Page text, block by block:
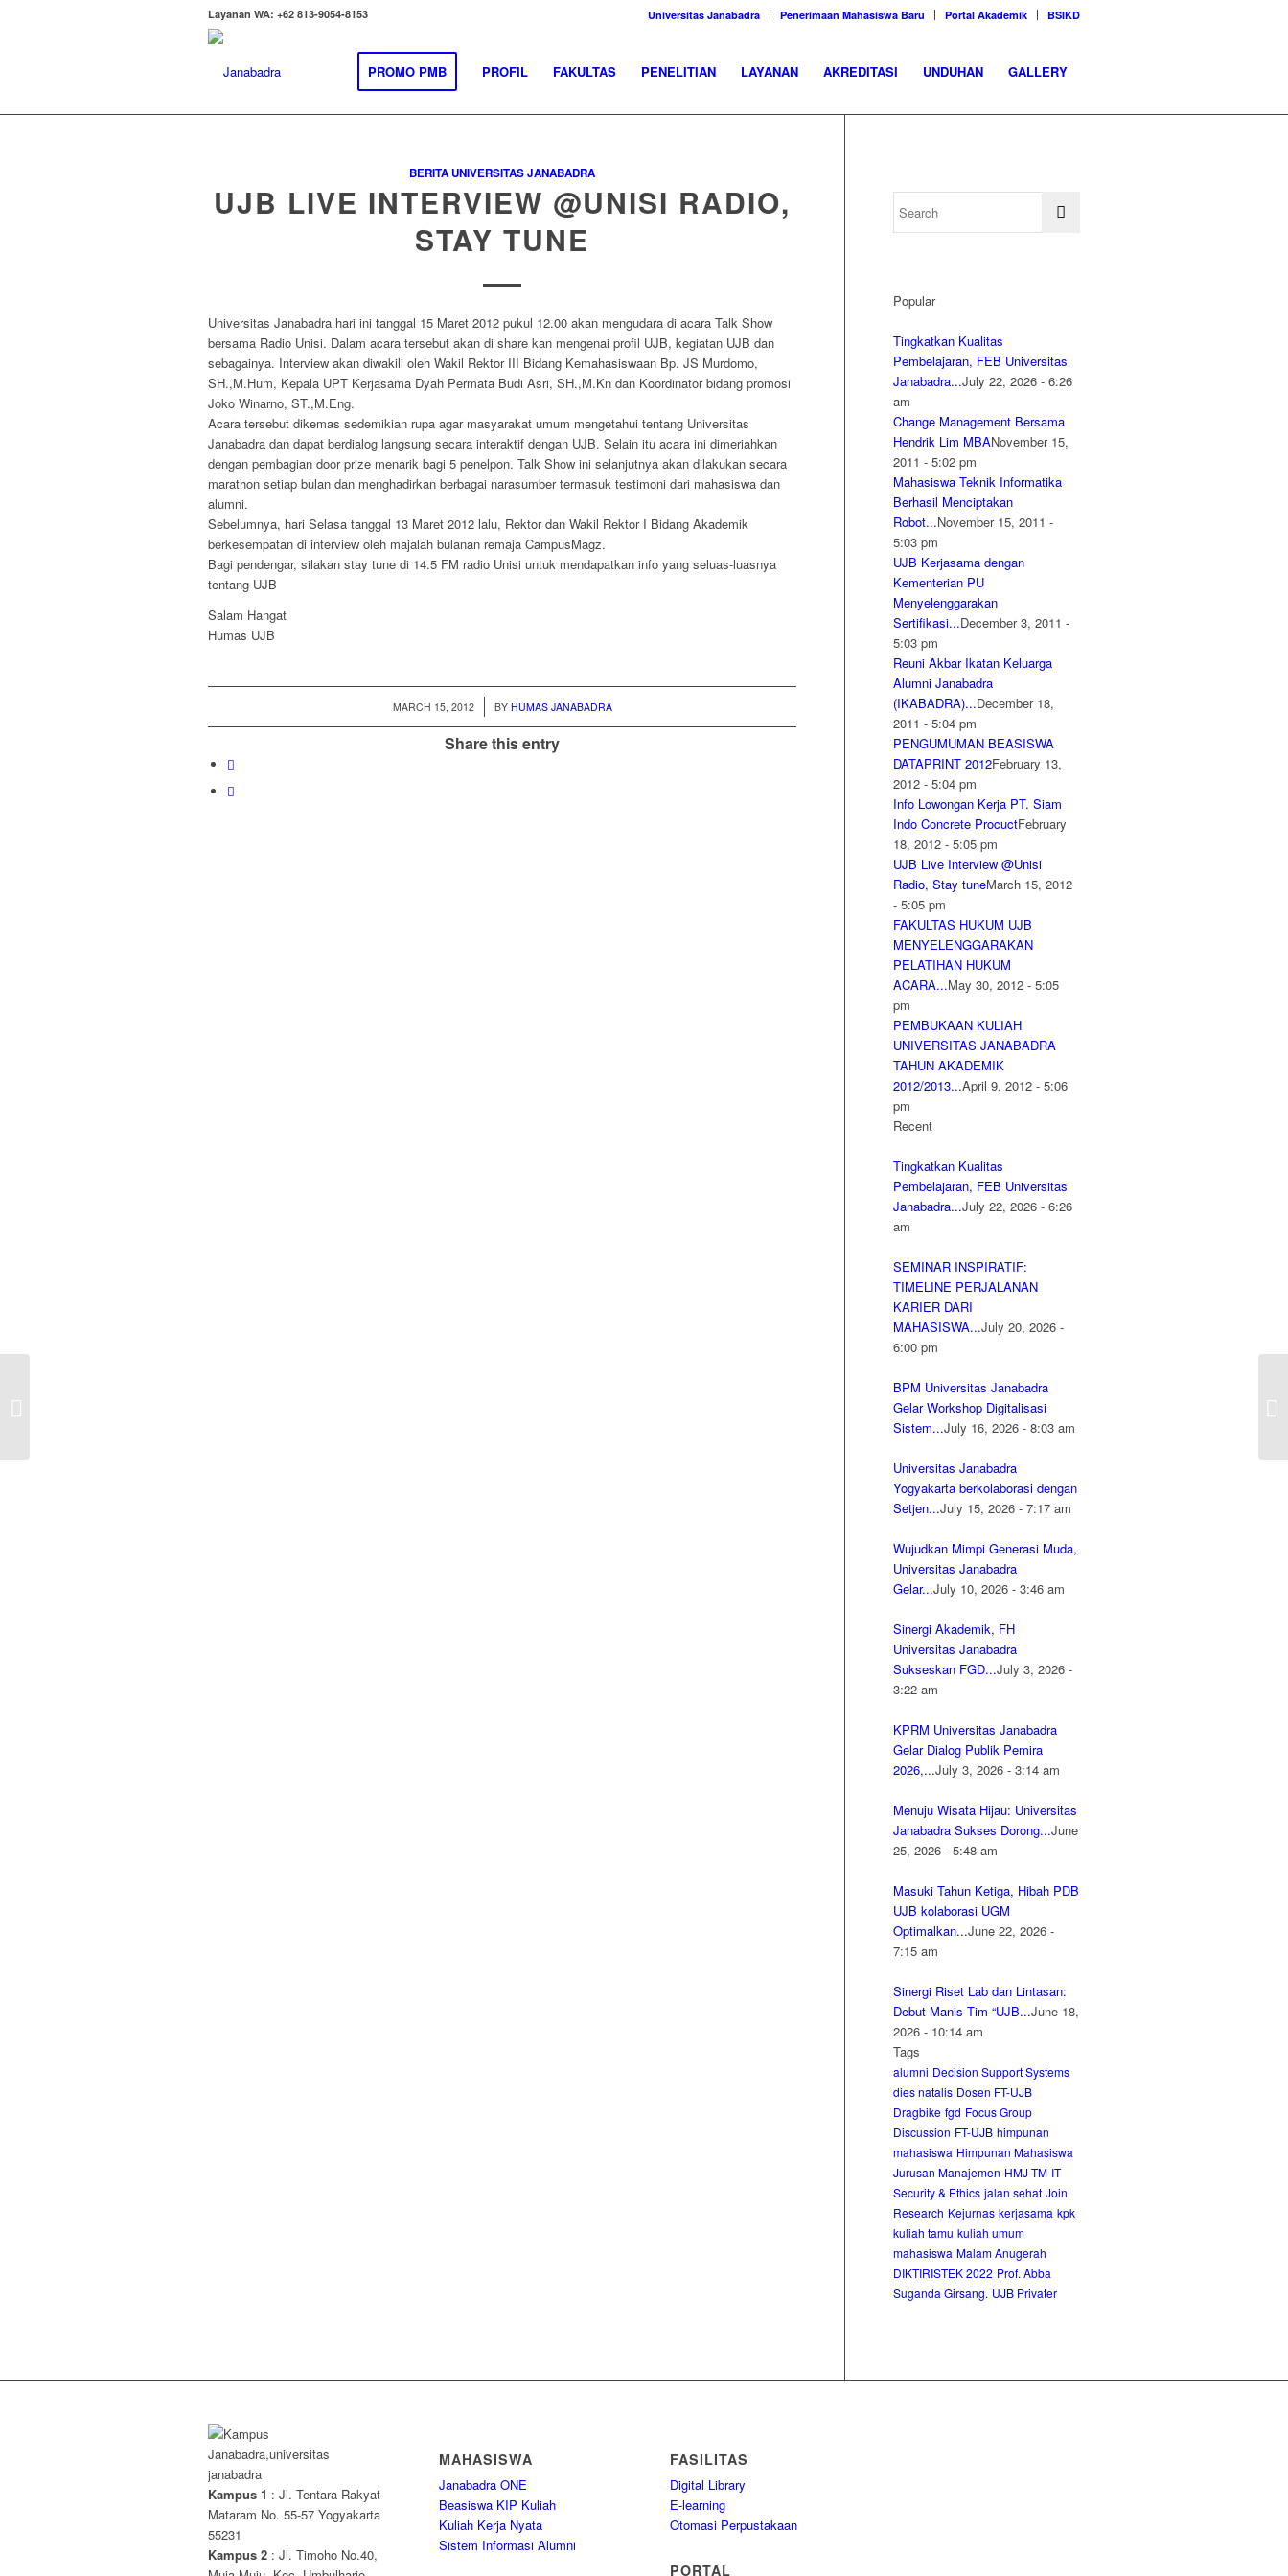
Universitas Janabadra Penerimaan Mahasiswa Baru Portal Akademik BSIKD
Layanan WA: +62 813-9054-8153
PROMO PMB PROFIL FAKULTAS PENELITIAN LAYANAN AKREDITASI UNDUHAN GALLERY
BERITA UNIVERSITAS JANABADRA
UJB LIVE INTERVIEW @UNISI RADIO,
STAY TUNE
Universitas Janabadra hari ini tanggal 15 Maret 2012 pukul 12.00 akan mengudara di acara Talk Show
bersama Radio Unisi. Dalam acara tersebut akan di share kan mengenai profil UJB, kegiatan UJB dan
sebagainya. Interview akan diwakili oleh Wakil Rektor III Bidang Kemahasiswaan Bp. JS Murdomo,
SH.,M.Hum, Kepala UPT Kerjasama Dyah Permata Budi Asri, SH.,M.Kn dan Koordinator bidang promosi
Joko Winarno, ST.,M.Eng.
Acara tersebut dikemas sedemikian rupa agar masyarakat umum mengetahui tentang Universitas
Janabadra dan dapat berdialog langsung secara interaktif dengan UJB. Selain itu acara ini dimeriahkan
dengan pembagian door prize menarik bagi 5 penelpon. Talk Show ini selanjutnya akan dilakukan secara
marathon setiap bulan dan menghadirkan berbagai narasumber termasuk testimoni dari mahasiswa dan
alumni.
Sebelumnya, hari Selasa tanggal 13 Maret 2012 lalu, Rektor dan Wakil Rektor I Bidang Akademik
berkesempatan di interview oleh majalah bulanan remaja CampusMagz.
Bagi pendengar, silakan stay tune di 14.5 FM radio Unisi untuk mendapatkan info yang seluas-luasnya
tentang UJB
Salam Hangat
Humas UJB
MARCH 15, 2012
/ BY HUMAS JANABADRA
Share this entry
Popular
Tingkatkan Kualitas
Pembelajaran, FEB Universitas
Janabadra...July 22, 2026 - 6:26
am
Change Management Bersama
Hendrik Lim MBANovember 15,
2011 - 5:02 pm
Mahasiswa Teknik Informatika
Berhasil Menciptakan
Robot...November 15, 2011 -
5:03 pm
UJB Kerjasama dengan
Kementerian PU
Menyelenggarakan
Sertifikasi...December 3, 2011 -
5:03 pm
Reuni Akbar Ikatan Keluarga
Alumni Janabadra
(IKABADRA)...December 18,
2011 - 5:04 pm
PENGUMUMAN BEASISWA
DATAPRINT 2012February 13,
2012 - 5:04 pm
Info Lowongan Kerja PT. Siam
Indo Concrete ProcuctFebruary
18, 2012 - 5:05 pm
UJB Live Interview @Unisi
Radio, Stay tuneMarch 15, 2012
- 5:05 pm
FAKULTAS HUKUM UJB
MENYELENGGARAKAN
PELATIHAN HUKUM
ACARA...May 30, 2012 - 5:05
pm
PEMBUKAAN KULIAH
UNIVERSITAS JANABADRA
TAHUN AKADEMIK
2012/2013...April 9, 2012 - 5:06
pm
Recent
Tingkatkan Kualitas
Pembelajaran, FEB Universitas
Janabadra...July 22, 2026 - 6:26
am
SEMINAR INSPIRATIF:
TIMELINE PERJALANAN
KARIER DARI
MAHASISWA...July 20, 2026 -
6:00 pm
BPM Universitas Janabadra
Gelar Workshop Digitalisasi
Sistem...July 16, 2026 - 8:03 am
Universitas Janabadra
Yogyakarta berkolaborasi dengan
Setjen...July 15, 2026 - 7:17 am
Wujudkan Mimpi Generasi Muda,
Universitas Janabadra
Gelar...July 10, 2026 - 3:46 am
Sinergi Akademik, FH
Universitas Janabadra
Sukseskan FGD...July 3, 2026 -
3:22 am
KPRM Universitas Janabadra
Gelar Dialog Publik Pemira
2026,...July 3, 2026 - 3:14 am
Menuju Wisata Hijau: Universitas
Janabadra Sukses Dorong...June
25, 2026 - 5:48 am
Masuki Tahun Ketiga, Hibah PDB
UJB kolaborasi UGM
Optimalkan...June 22, 2026 -
7:15 am
Sinergi Riset Lab dan Lintasan:
Debut Manis Tim “UJB...June 18,
2026 - 10:14 am
Tags
alumni Decision Support Systems
dies natalis Dosen FT-UJB
Dragbike fgd Focus Group
Discussion FT-UJB himpunan
mahasiswa Himpunan Mahasiswa
Jurusan Manajemen HMJ-TM IT
Security & Ethics jalan sehat Join
Research Kejurnas kerjasama kpk
kuliah tamu kuliah umum
mahasiswa Malam Anugerah
DIKTIRISTEK 2022 Prof. Abba
Suganda Girsang. UJB Privater
Kampus 1 : Jl. Tentara Rakyat
Mataram No. 55-57 Yogyakarta
55231
Kampus 2 : Jl. Timoho No.40,
MAHASISWA
Janabadra ONE
Beasiswa KIP Kuliah
Kuliah Kerja Nyata
Sistem Informasi Alumni
FASILITAS
Digital Library
E-learning
Otomasi Perpustakaan
PORTAL